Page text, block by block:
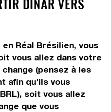
Réal Brésilien, vous
vous allez dans votre
(pensez à les
afin qu'ils vous
soit vous allez
que vous